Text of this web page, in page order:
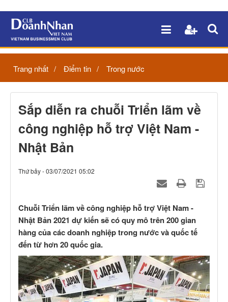
Trang nhất Điểm tin Trong nước
Sắp diễn ra chuỗi Triển lãm về
công nghiệp hỗ trợ Việt Nam -
Nhật Bản
Thứ bảy - 03/07/2021 05:02
Chuỗi Triển lãm về công nghiệp hỗ trợ Việt Nam -
Nhật Bản 2021 dự kiến sẽ có quy mô trên 200 gian
hàng của các doanh nghiệp trong nước và quốc tế
đến từ hơn 20 quốc gia.